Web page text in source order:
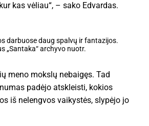
kas vėliau“, – sako Edvardas.
darbuose daug spalvų ir fantazijos.
„Santaka“ archyvo nuotr.
meno mokslų nebaigęs. Tad
padėjo atskleisti, kokios
iš nelengvos vaikystės, slypėjo jo